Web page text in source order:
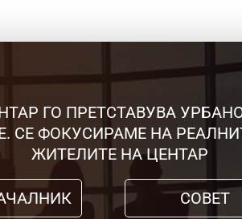
ГО ПРЕТСТАВУВА
СЕ ФОКУСИРАМЕ НА
ЖИТЕЛИТЕ НА ЦЕНТАР
СОВЕТ